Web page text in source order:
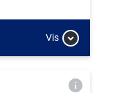
Vis